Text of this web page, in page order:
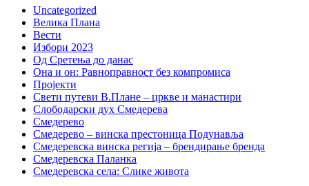
Uncategorized
Велика Плана
Вести
Избори 2023
Од Сретења до данас
Она и он: Равноправност без компромиса
Пројекти
Свети путеви В.Плане – цркве и манастири
Слободарски дух Смедерева
Смедерево
Смедерево – винска престоница Подунавља
Смедеревска винска регија – брендирање бренда
Смедеревска Паланка
Смедеревска села: Слике живота